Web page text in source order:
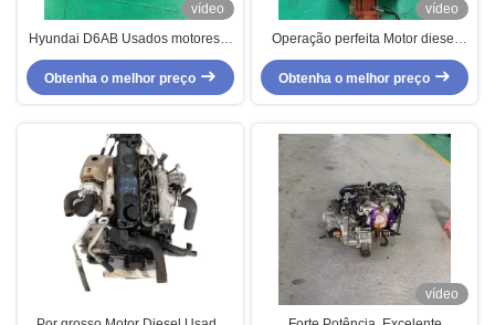
vídeo
Hyundai D6AB Usados motores a
diesel Forte potência e torque
para caminhão
Obtenha o melhor preço
vídeo
Operação perfeita Motor diesel
usado Hyundai 150-200hp D6AC
para escavadeira
Obtenha o melhor preço
vídeo